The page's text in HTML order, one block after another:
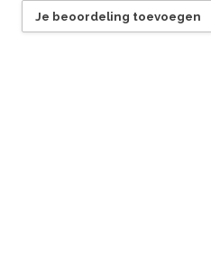
Je beoordeling toevoegen